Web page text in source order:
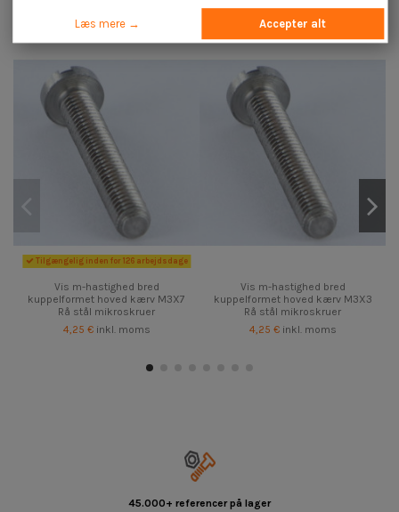
16 andre varer i den samme kategori:
Tilgængelig inden for 126 arbejdsdage
Vis m-hastighed bred
kuppelformet hoved kærv M3X7
Rå stål mikroskruer
4,25 € inkl. moms
Vis m-hastighed bred
kuppelformet hoved kærv M3X3
Rå stål mikroskruer
4,25 € inkl. moms
45.000+ referencer på lager
Læs mere → Accepter alt